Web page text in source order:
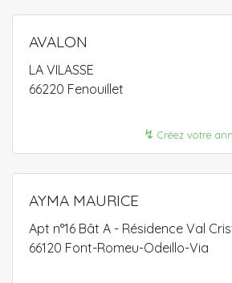
AVALON
LA VILASSE
66220 Fenouillet
↯ Créez votre
AYMA MAURICE
Apt n°16 Bât A - Résidence Val
66120 Font-Romeu-Odeillo-Via